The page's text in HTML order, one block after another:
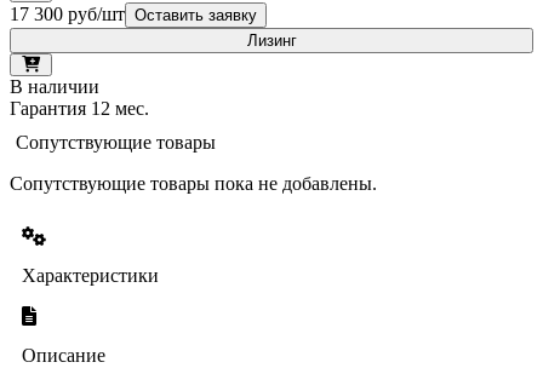
17 300 руб/шт Оставить заявку
Лизинг
В наличии
Гарантия 12 мес.
Сопутствующие товары
Сопутствующие товары пока не добавлены.
Характеристики
Описание